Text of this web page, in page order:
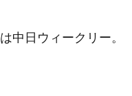
は中日ウィークリー。